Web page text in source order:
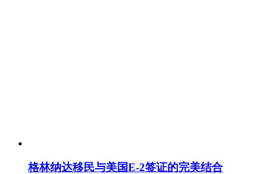
格林纳达移民与美国E-2签证的完美结合